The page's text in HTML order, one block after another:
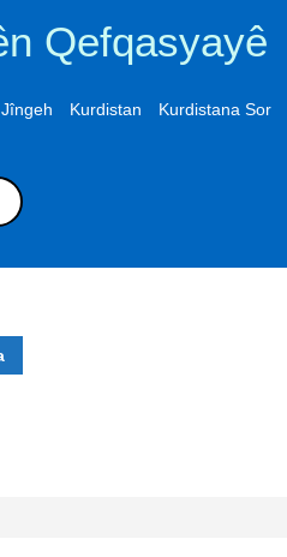
Qefqasyayê
Jîngeh Kurdistan Kurdistana Sor